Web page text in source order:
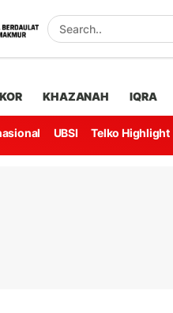
KHAZANAH IQRA
UBSI Telko Highlight